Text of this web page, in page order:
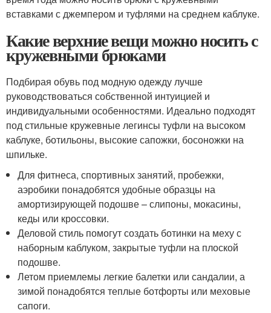
вставками с джемпером и туфлями на среднем каблуке.
Какие верхние вещи можно носить с
кружевными брюками
Подбирая обувь под модную одежду лучше
руководствоваться собственной интуицией и
индивидуальными особенностями. Идеально подходят
под стильные кружевные легинсы туфли на высоком
каблуке, ботильоны, высокие сапожки, босоножки на
шпильке.
Для фитнеса, спортивных занятий, пробежки,
аэробики понадобятся удобные образцы на
амортизирующей подошве – слипоны, мокасины,
кеды или кроссовки.
Деловой стиль помогут создать ботинки на меху с
наборным каблуком, закрытые туфли на плоской
подошве.
Летом приемлемы легкие балетки или сандалии, а
зимой понадобятся теплые ботфорты или меховые
сапоги.